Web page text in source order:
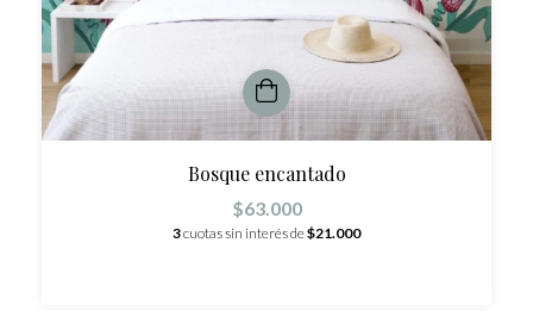
Bosque encantado
$63.000
3cuotas sin interés de$21.000